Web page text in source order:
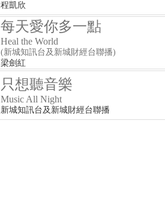
程凱欣
每天愛你多一點
Heal the World
(新城知訊台及新城財經台聯播)
梁劍紅
只想聽音樂
Music All Night
新城知訊台及新城財經台聯播